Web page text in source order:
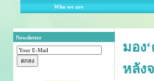
Who we are
Newsletter
มอง
หลัง